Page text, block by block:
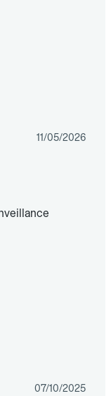
11/05/2026
07/10/2025